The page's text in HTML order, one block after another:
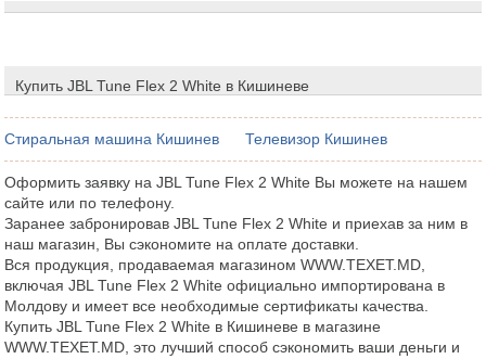
Купить JBL Tune Flex 2 White в Кишиневе
Стиральная машина Кишинев Телевизор Кишинев
Оформить заявку на JBL Tune Flex 2 White Вы можете на нашем
сайте или по телефону.
Заранее забронировав JBL Tune Flex 2 White и приехав за ним в
наш магазин, Вы сэкономите на оплате доставки.
Вся продукция, продаваемая магазином WWW.TEXET.MD,
включая JBL Tune Flex 2 White официально импортирована в
Молдову и имеет все необходимые сертификаты качества.
Купить JBL Tune Flex 2 White в Кишиневе в магазине
WWW.TEXET.MD, это лучший способ сэкономить ваши деньги и